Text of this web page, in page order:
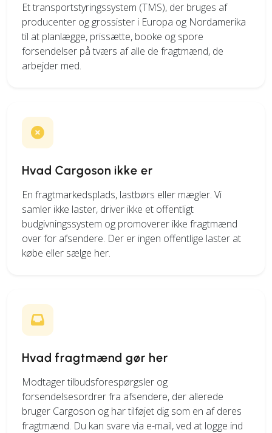
Et transportstyringssystem (TMS), der bruges af
producenter og grossister i Europa og Nordamerika
til at planlægge, prissætte, booke og spore
forsendelser på tværs af alle de fragtmænd, de
arbejder med.
Hvad Cargoson ikke er
En fragtmarkedsplads, lastbørs eller mægler. Vi
samler ikke laster, driver ikke et offentligt
budgivningssystem og promoverer ikke fragtmænd
over for afsendere. Der er ingen offentlige laster at
købe eller sælge her.
Hvad fragtmænd gør her
Modtager tilbudsforespørgsler og
forsendelsesordrer fra afsendere, der allerede
bruger Cargoson og har tilføjet dig som en af deres
fragtmænd. Du kan svare via e-mail, ved at logge ind